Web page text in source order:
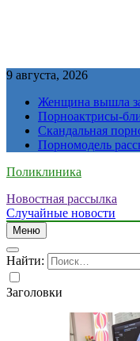
9 августа, 2026
Женщина вышла
Порноактрисы-
Скандальная
Порномодель
Поликлиника
Новостная рассылка
Случайные новости
Меню
Найти:
Заголовки